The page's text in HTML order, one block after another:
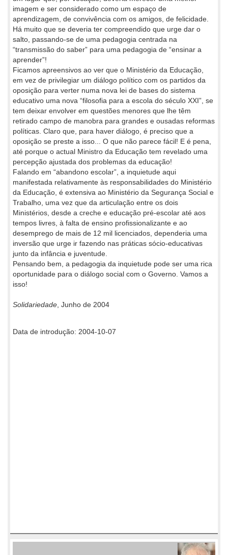
imagem e ser considerado como um espaço de
aprendizagem, de convivência com os amigos, de felicidade.
Há muito que se deveria ter compreendido que urge dar o
salto, passando-se de uma pedagogia centrada na
“transmissão do saber” para uma pedagogia de “ensinar a
aprender”!
Ficamos apreensivos ao ver que o Ministério da Educação,
em vez de privilegiar um diálogo político com os partidos da
oposição para verter numa nova lei de bases do sistema
educativo uma nova “filosofia para a escola do século XXI”, se
tem deixar envolver em questões menores que lhe têm
retirado campo de manobra para grandes e ousadas reformas
políticas. Claro que, para haver diálogo, é preciso que a
oposição se preste a isso... O que não parece fácil! E é pena,
até porque o actual Ministro da Educação tem revelado uma
percepção ajustada dos problemas da educação!
Falando em “abandono escolar”, a inquietude aqui
manifestada relativamente às responsabilidades do Ministério
da Educação, é extensiva ao Ministério da Segurança Social e
Trabalho, uma vez que da articulação entre os dois
Ministérios, desde a creche e educação pré-escolar até aos
tempos livres, à falta de ensino profissionalizante e ao
desemprego de mais de 12 mil licenciados, dependeria uma
inversão que urge ir fazendo nas práticas sócio-educativas
junto da infância e juventude.
Pensando bem, a pedagogia da inquietude pode ser uma rica
oportunidade para o diálogo social com o Governo. Vamos a
isso!
Solidariedade , Junho de 2004
Data de introdução: 2004-10-07